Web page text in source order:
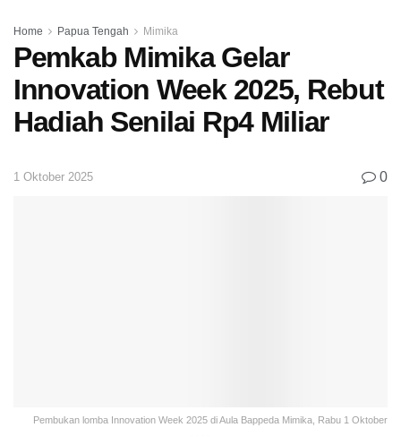
Home Papua Tengah Mimika
Pemkab Mimika Gelar
Innovation Week 2025, Rebut
Hadiah Senilai Rp4 Miliar
1 Oktober 2025 0
Pembukan lomba Innovation Week 2025 di Aula Bappeda Mimika, Rabu 1 Oktober